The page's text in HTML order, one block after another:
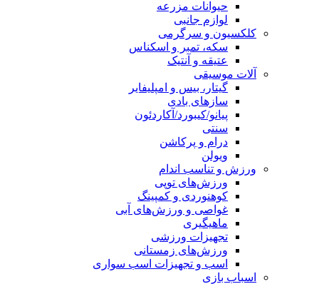
حیوانات مزرعه
لوازم جانبی
کلکسیون و سرگرمی
سکه، تمبر و اسکناس
عتیقه و آنتیک
آلات موسیقی
گیتار، بیس و امپلیفایر
سازهای بادی
پیانو/کیبورد/آکاردئون
سنتی
درام و پرکاشن
ویولن
ورزش و تناسب اندام
ورزش‌های توپی
کوهنوردی و کمپینگ
غواصی و ورزش‌های آبی
ماهیگیری
تجهیزات ورزشی
ورزش‌های زمستانی
اسب و تجهیزات اسب سواری
اسباب‌ بازی